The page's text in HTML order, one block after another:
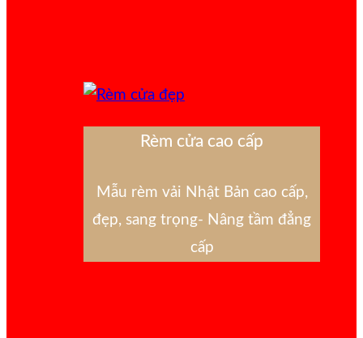
Rèm cửa cao cấp
Mẫu rèm vải Nhật Bản cao cấp,
đẹp, sang trọng- Nâng tầm đẳng
cấp